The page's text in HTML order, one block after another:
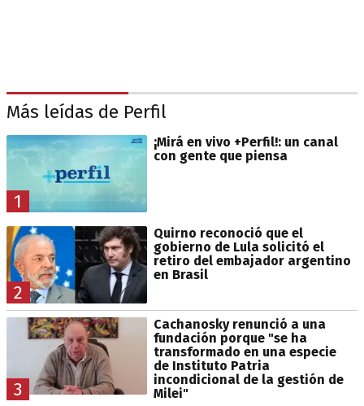
Más leídas de Perfil
1
¡Mirá en vivo +Perfil!: un canal
con gente que piensa
2
Quirno reconoció que el
gobierno de Lula solicitó el
retiro del embajador argentino
en Brasil
3
Cachanosky renunció a una
fundación porque "se ha
transformado en una especie
de Instituto Patria
incondicional de la gestión de
Milei"